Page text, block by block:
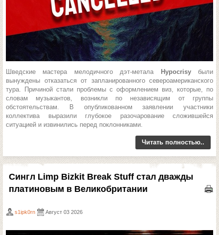
Шведские мастера мелодичного дэт-метала Hypocrisyбыли
вынуждены отказаться от запланированного североамериканского
тура. Причиной стали проблемы с оформлением виз, которые, по
словам музыкантов, возникли по независящим от группы
обстоятельствам. В опубликованном заявлении участники
коллектива выразили глубокое разочарование сложившейся
ситуацией и извинились перед поклонниками.
Читать полностью..
Сингл Limp Bizkit Break Stuff стал дважды
платиновым в Великобритании
s1ipk0rn Август 03 2026